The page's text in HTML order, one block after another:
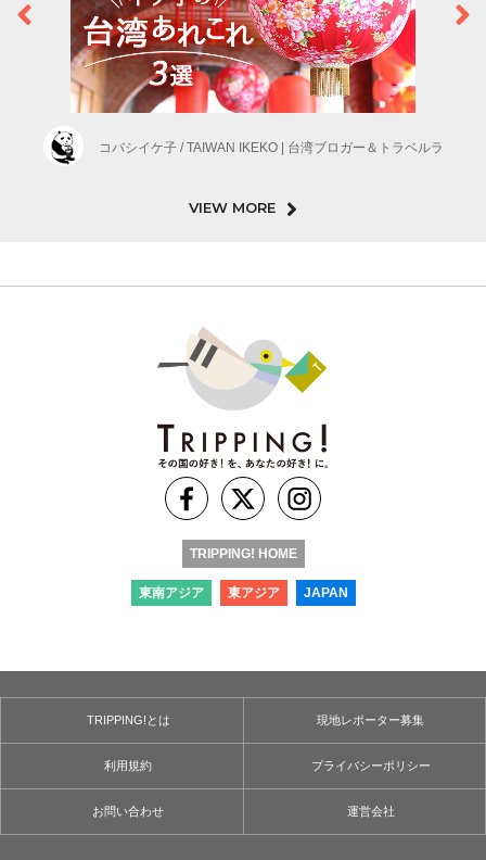
コバシイケ子 / TAIWAN IKEKO | 台湾ブロガー＆トラベルラ
VIEW MORE
TRIPPING! HOME
東南アジア 東アジア JAPAN
TRIPPING!とは 現地レポーター募集
利用規約 プライバシーポリシー
お問い合わせ 運営会社